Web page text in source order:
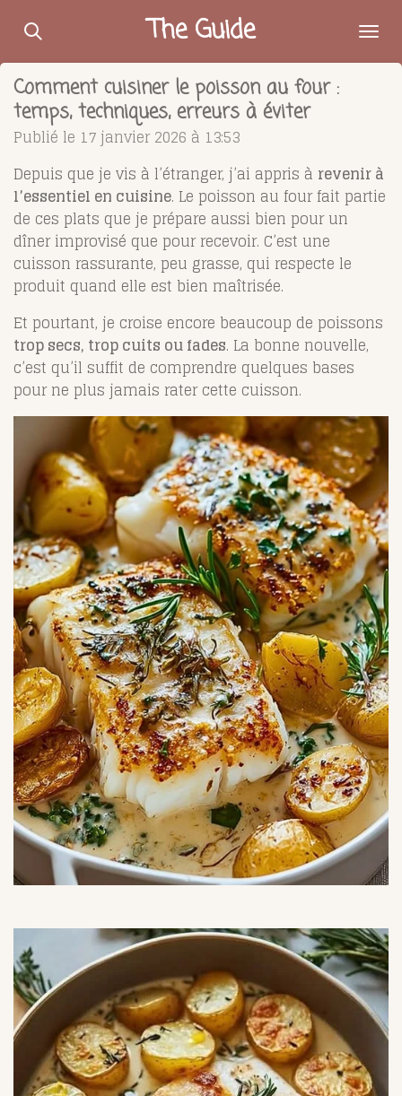
Passer
contenu
principal
The Guide
Comment cuisiner le poisson au four :
temps, techniques, erreurs à éviter
Publié le 17 janvier 2026 à 13:53
Depuis que je vis à l’étranger, j’ai appris à revenir à
l’essentiel en cuisine. Le poisson au four fait partie
de ces plats que je prépare aussi bien pour un
dîner improvisé que pour recevoir. C’est une
cuisson rassurante, peu grasse, qui respecte le
produit quand elle est bien maîtrisée.
Et pourtant, je croise encore beaucoup de poissons
trop secs, trop cuits ou fades. La bonne nouvelle,
c’est qu’il suffit de comprendre quelques bases
pour ne plus jamais rater cette cuisson.